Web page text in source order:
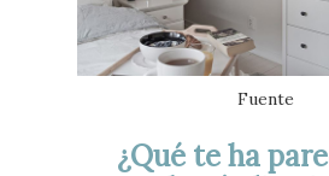
Fuente
¿Qué te ha